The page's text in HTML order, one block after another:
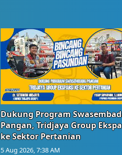
Dukung Program
Pangan, Tridjaya Group
ke Sektor Pertanian
5 Aug 2026, 7:38 AM